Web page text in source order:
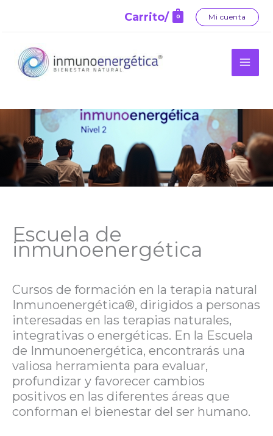
Carrito/ 0 Mi cuenta
Escuela de
inmunoenergética
Cursos de formación en la terapia natural
Inmunoenergética®, dirigidos a personas
interesadas en las terapias naturales,
integrativas o energéticas. En la Escuela
de Inmunoenergética, encontrarás una
valiosa herramienta para evaluar,
profundizar y favorecer cambios
positivos en las diferentes áreas que
conforman el bienestar del ser humano.